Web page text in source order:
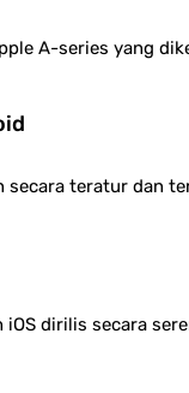
A-series yang
secara teratur dan
dirilis secara